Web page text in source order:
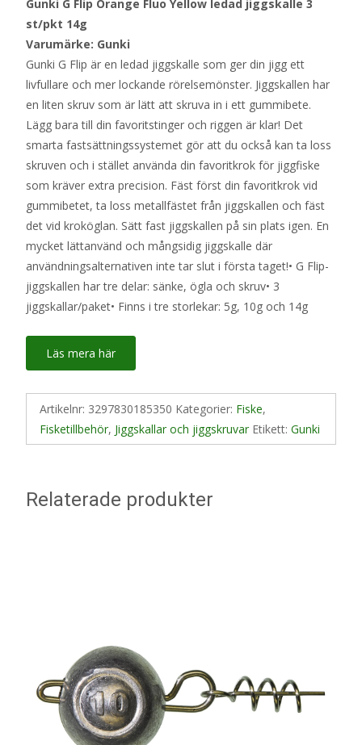
Gunki G Flip Orange Fluo Yellow ledad jiggskalle 3
st/pkt 14g
Varumärke: Gunki
Gunki G Flip är en ledad jiggskalle som ger din jigg ett
livfullare och mer lockande rörelsemönster. Jiggskallen har
en liten skruv som är lätt att skruva in i ett gummibete.
Lägg bara till din favoritstinger och riggen är klar! Det
smarta fastsättningssystemet gör att du också kan ta loss
skruven och i stället använda din favoritkrok för jiggfiske
som kräver extra precision. Fäst först din favoritkrok vid
gummibetet, ta loss metallfästet från jiggskallen och fäst
det vid kroköglan. Sätt fast jiggskallen på sin plats igen. En
mycket lättanvänd och mångsidig jiggskalle där
användningsalternativen inte tar slut i första taget!• G Flip-
jiggskallen har tre delar: sänke, ögla och skruv• 3
jiggskallar/paket• Finns i tre storlekar: 5g, 10g och 14g
Läs mera här
Artikelnr: 3297830185350 Kategorier: Fiske,
Fisketillbehör, Jiggskallar och jiggskruvar Etikett: Gunki
Relaterade produkter